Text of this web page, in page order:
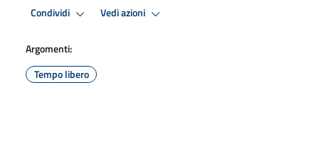
Condividi Vedi azioni
Argomenti:
Tempo libero